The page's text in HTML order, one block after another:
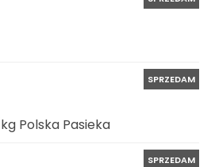
SPRZEDAM
Polska Pasieka
SPRZEDAM